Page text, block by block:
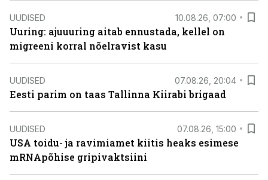
UUDISED 10.08.26, 07:00
Uuring: ajuuuring aitab ennustada, kellel on
migreeni korral nõelravist kasu
UUDISED 07.08.26, 20:04
Eesti parim on taas Tallinna Kiirabi brigaad
UUDISED 07.08.26, 15:00
USA toidu- ja ravimiamet kiitis heaks esimese
mRNApõhise gripivaktsiini